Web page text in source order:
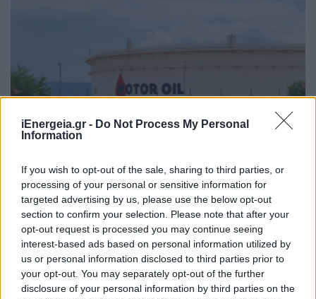
iEnergeia.gr - Do Not Process My Personal
Information
If you wish to opt-out of the sale, sharing to third parties, or
processing of your personal or sensitive information for
targeted advertising by us, please use the below opt-out
section to confirm your selection. Please note that after your
opt-out request is processed you may continue seeing
interest-based ads based on personal information utilized by
us or personal information disclosed to third parties prior to
your opt-out. You may separately opt-out of the further
disclosure of your personal information by third parties on the
Motor Oil: Συμφωνία για την
απόκτηση πλειοψηφικής
συμμετοχής στο μετοχικό κεφάλαιο
της EN.ACT
ΠΕΡΙΒΑΛΛΟΝ
02/06/2026 - 11:12